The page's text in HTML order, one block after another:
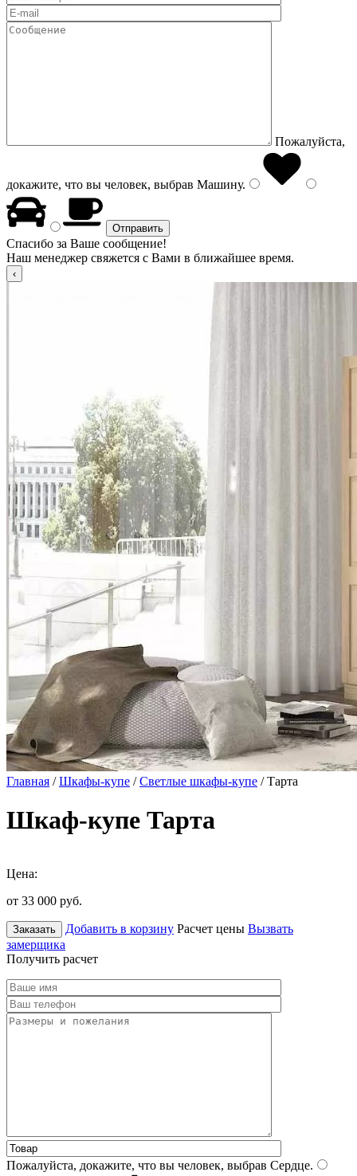
Пожалуйста,
докажите, что вы человек, выбрав Машину.
Спасибо за Ваше сообщение!
Наш менеджер свяжется с Вами в ближайшее время.
Главная /Шкафы-купе /Светлые шкафы-купе / Тарта
Шкаф-купе Тарта
Цена:
от 33 000 руб.
Заказать Добавить в корзину Расчет цены Вызвать
замерщика
Получить расчет
Пожалуйста, докажите, что вы человек, выбрав Сердце.